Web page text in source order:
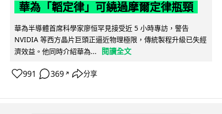
華為「韜定律」可繞過摩爾定律瓶頸
華為半導體首席科學家廖恒罕見接受近 5 小時專訪，警告
NVIDIA 等西方晶片巨頭正逼近物理極限，傳統製程升級已失經
濟效益。他同時介紹華為...
閱讀全文
991 369 ↗ 分享